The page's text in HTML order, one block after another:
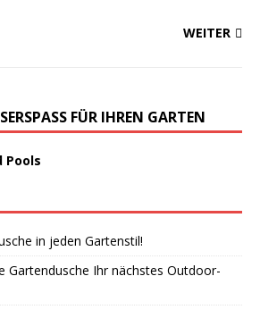
WEITER
FÜR IHREN GARTEN
Pools
in jeden Gartenstil!
Gartendusche Ihr nächstes Outdoor-